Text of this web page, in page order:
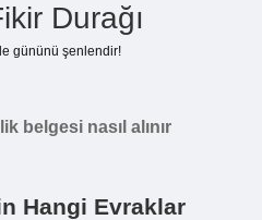
Durağı
gününü şenlendir!
belgesi nasıl alınır
Hangi Evraklar